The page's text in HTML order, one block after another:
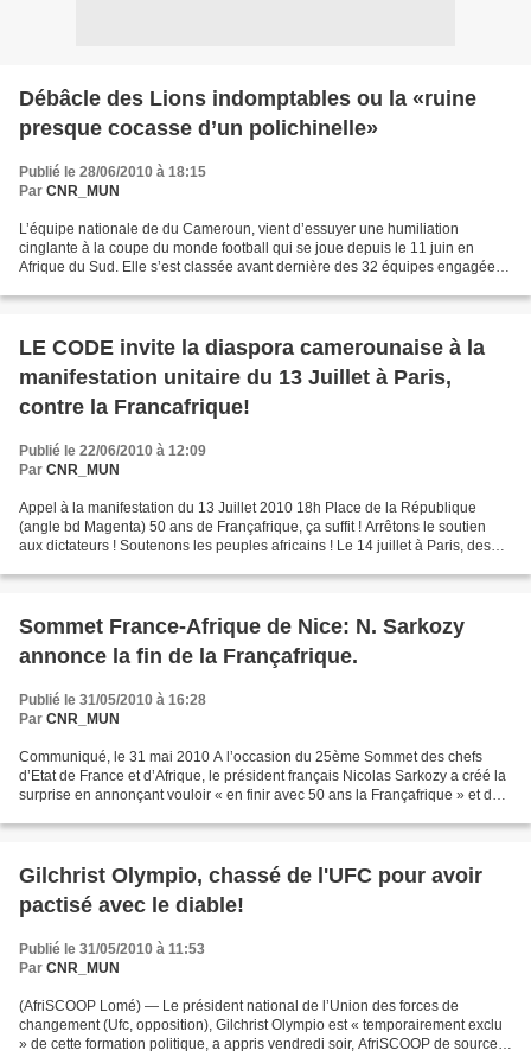
Débâcle des Lions indomptables ou la «ruine
presque cocasse d’un polichinelle»
Publié le 28/06/2010 à 18:15
Par CNR_MUN
L’équipe nationale de du Cameroun, vient d’essuyer une humiliation
cinglante à la coupe du monde football qui se joue depuis le 11 juin en
Afrique du Sud. Elle s’est classée avant dernière des 32 équipes engagées
LE CODE invite la diaspora camerounaise à la
manifestation unitaire du 13 Juillet à Paris,
contre la Francafrique!
Publié le 22/06/2010 à 12:09
Par CNR_MUN
Appel à la manifestation du 13 Juillet 2010 18h Place de la République
(angle bd Magenta) 50 ans de Françafrique, ça suffit ! Arrêtons le soutien
aux dictateurs ! Soutenons les peuples africains ! Le 14 juillet à Paris, des
Sommet France-Afrique de Nice: N. Sarkozy
annonce la fin de la Françafrique.
Publié le 31/05/2010 à 16:28
Par CNR_MUN
Communiqué, le 31 mai 2010 A l’occasion du 25ème Sommet des chefs
d’Etat de France et d’Afrique, le président français Nicolas Sarkozy a créé la
surprise en annonçant vouloir « en finir avec 50 ans la Françafrique » et de
Gilchrist Olympio, chassé de l'UFC pour avoir
pactisé avec le diable!
Publié le 31/05/2010 à 11:53
Par CNR_MUN
(AfriSCOOP Lomé) — Le président national de l’Union des forces de
changement (Ufc, opposition), Gilchrist Olympio est « temporairement exclu
» de cette formation politique, a appris vendredi soir, AfriSCOOP de sources